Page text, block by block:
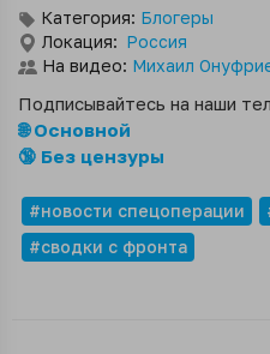
Категория: Блогеры
Локация: Россия
На видео: Михаил
Подписывайтесь на наши
🌐 Основной
🔞 Без цензуры
#новости спецоперации
#сводки с фронта